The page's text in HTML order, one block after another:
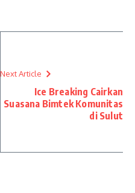
Next Article
Ice Breaking Cairkan
Suasana Bimtek Komunitas
di Sulut